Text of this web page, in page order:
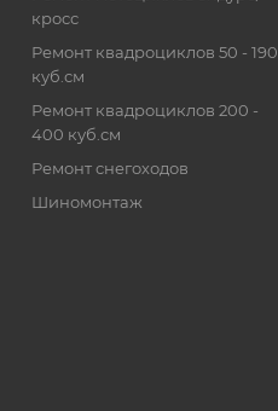
кросс
Ремонт квадроциклов 50 - 190
куб.см
Ремонт квадроциклов 200 -
400 куб.см
Ремонт снегоходов
Шиномонтаж